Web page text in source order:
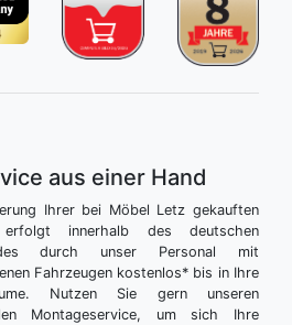
aus einer Hand
Ihrer bei Möbel Letz gekauften
innerhalb des deutschen
durch unser Personal mit
Fahrzeugen kostenlos* bis in Ihre
Nutzen Sie gern unseren
Montageservice, um sich Ihre